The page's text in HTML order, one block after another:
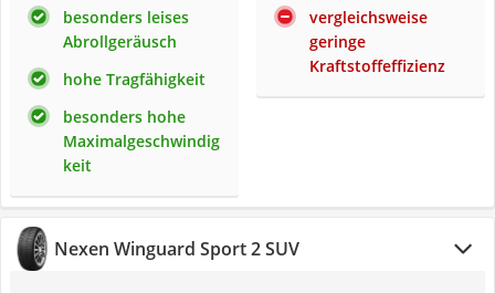
besonders leises
Abrollgeräusch
hohe Tragfähigkeit
besonders hohe
Maximalgeschwindig
keit
vergleichsweise
geringe
Kraftstoffeffizienz
Nexen Winguard Sport 2 SUV